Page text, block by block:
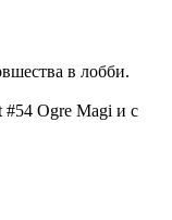
в лобби.
Ogre Magi и с